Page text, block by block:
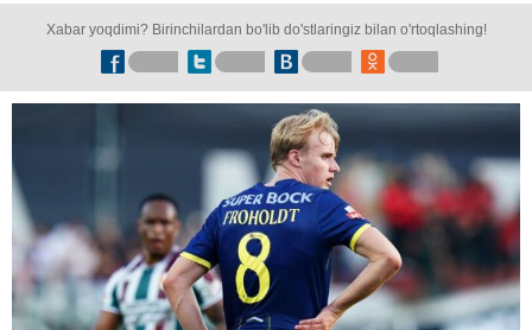
Xabar yoqdimi? Birinchilardan bo'lib do'stlaringiz bilan o'rtoqlashing!